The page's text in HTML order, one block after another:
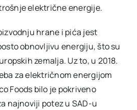
električne energije.
hrane i pića jest
obnovljivu energiju, što su
zemalja. Uz to, u 2018.
za električnom energijom
Foods bilo je pokriveno
najnoviji potez u SAD-u